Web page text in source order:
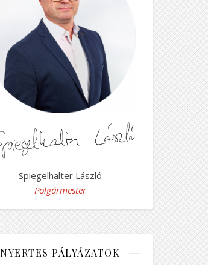
Spiegelhalter László
Polgármester
NYERTES PÁLYÁZATOK